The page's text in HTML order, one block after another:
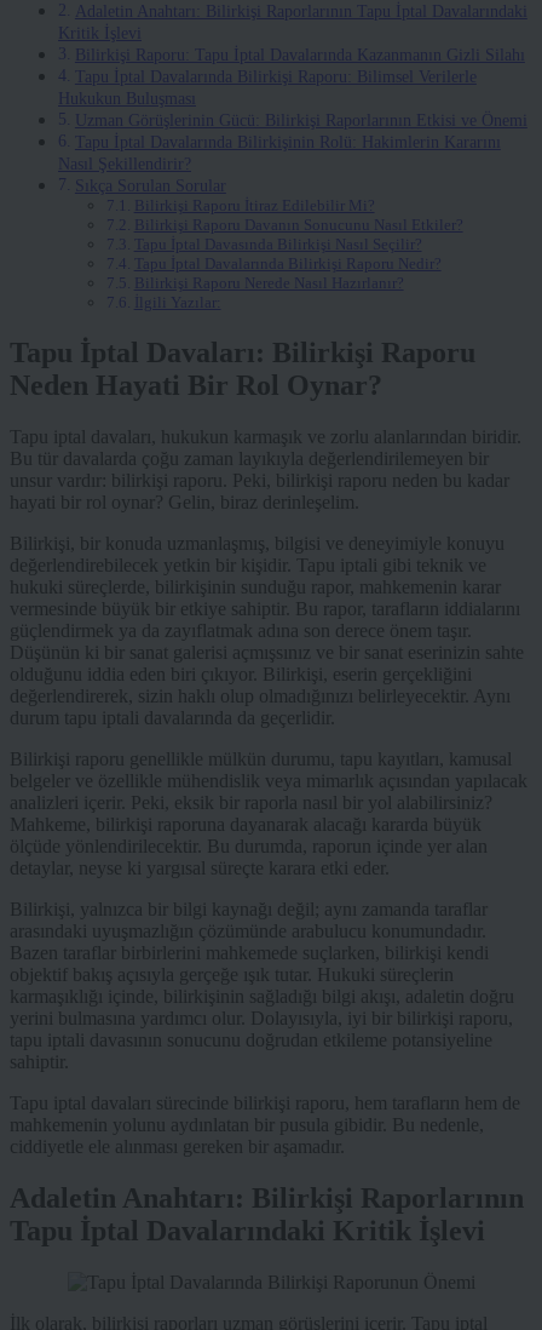
Adaletin Anahtarı: Bilirkişi Raporlarının Tapu İptal Davalarındaki
Kritik İşlevi
Bilirkişi Raporu: Tapu İptal Davalarında Kazanmanın Gizli Silahı
Tapu İptal Davalarında Bilirkişi Raporu: Bilimsel Verilerle
Hukukun Buluşması
Uzman Görüşlerinin Gücü: Bilirkişi Raporlarının Etkisi ve Önemi
Tapu İptal Davalarında Bilirkişinin Rolü: Hakimlerin Kararını
Nasıl Şekillendirir?
Sıkça Sorulan Sorular
Bilirkişi Raporu İtiraz Edilebilir Mi?
Bilirkişi Raporu Davanın Sonucunu Nasıl Etkiler?
Tapu İptal Davasında Bilirkişi Nasıl Seçilir?
Tapu İptal Davalarında Bilirkişi Raporu Nedir?
Bilirkişi Raporu Nerede Nasıl Hazırlanır?
İlgili Yazılar:
Tapu İptal Davaları: Bilirkişi Raporu
Neden Hayati Bir Rol Oynar?
Tapu iptal davaları, hukukun karmaşık ve zorlu alanlarından biridir.
Bu tür davalarda çoğu zaman layıkıyla değerlendirilemeyen bir
unsur vardır: bilirkişi raporu. Peki, bilirkişi raporu neden bu kadar
hayati bir rol oynar? Gelin, biraz derinleşelim.
Bilirkişi, bir konuda uzmanlaşmış, bilgisi ve deneyimiyle konuyu
değerlendirebilecek yetkin bir kişidir. Tapu iptali gibi teknik ve
hukuki süreçlerde, bilirkişinin sunduğu rapor, mahkemenin karar
vermesinde büyük bir etkiye sahiptir. Bu rapor, tarafların iddialarını
güçlendirmek ya da zayıflatmak adına son derece önem taşır.
Düşünün ki bir sanat galerisi açmışsınız ve bir sanat eserinizin sahte
olduğunu iddia eden biri çıkıyor. Bilirkişi, eserin gerçekliğini
değerlendirerek, sizin haklı olup olmadığınızı belirleyecektir. Aynı
durum tapu iptali davalarında da geçerlidir.
Bilirkişi raporu genellikle mülkün durumu, tapu kayıtları, kamusal
belgeler ve özellikle mühendislik veya mimarlık açısından yapılacak
analizleri içerir. Peki, eksik bir raporla nasıl bir yol alabilirsiniz?
Mahkeme, bilirkişi raporuna dayanarak alacağı kararda büyük
ölçüde yönlendirilecektir. Bu durumda, raporun içinde yer alan
detaylar, neyse ki yargısal süreçte karara etki eder.
Bilirkişi, yalnızca bir bilgi kaynağı değil; aynı zamanda taraflar
arasındaki uyuşmazlığın çözümünde arabulucu konumundadır.
Bazen taraflar birbirlerini mahkemede suçlarken, bilirkişi kendi
objektif bakış açısıyla gerçeğe ışık tutar. Hukuki süreçlerin
karmaşıklığı içinde, bilirkişinin sağladığı bilgi akışı, adaletin doğru
yerini bulmasına yardımcı olur. Dolayısıyla, iyi bir bilirkişi raporu,
tapu iptali davasının sonucunu doğrudan etkileme potansiyeline
sahiptir.
Tapu iptal davaları sürecinde bilirkişi raporu, hem tarafların hem de
mahkemenin yolunu aydınlatan bir pusula gibidir. Bu nedenle,
ciddiyetle ele alınması gereken bir aşamadır.
Adaletin Anahtarı: Bilirkişi Raporlarının
Tapu İptal Davalarındaki Kritik İşlevi
İlk olarak, bilirkişi raporları uzman görüşlerini içerir. Tapu iptal